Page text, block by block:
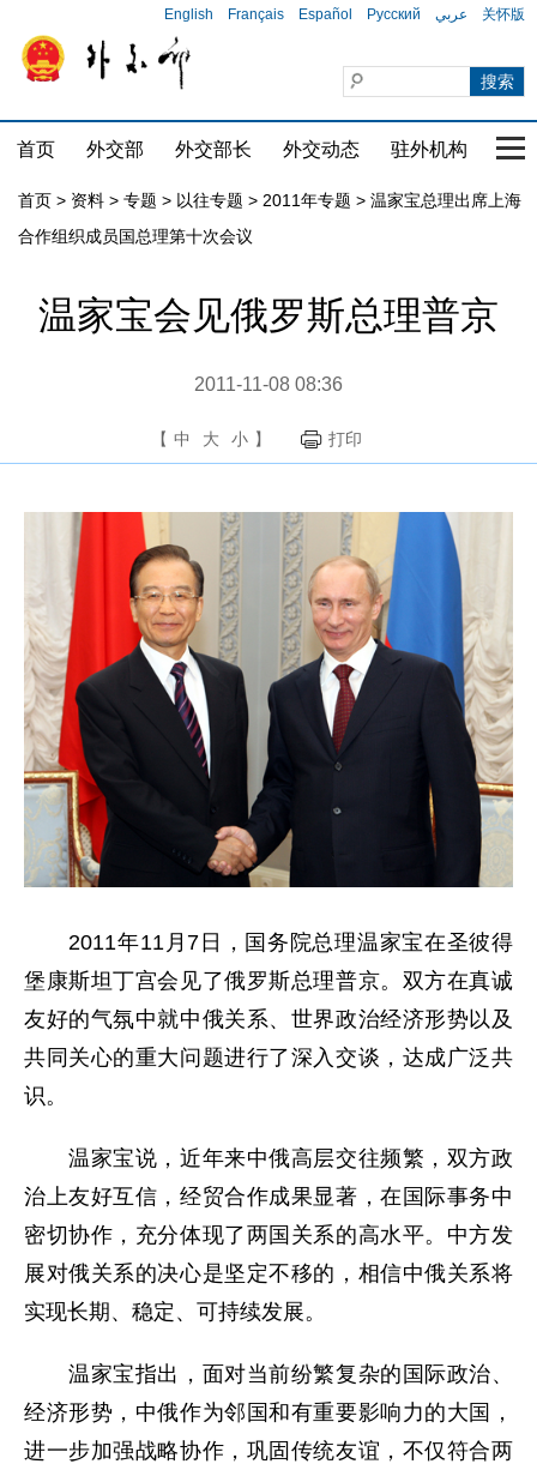
English Français Español Русский عربي 关怀版
首页 外交部 外交部长 外交动态 驻外机构 国
首页 > 资料 > 专题 > 以往专题 > 2011年专题 > 温家宝总理出席上海
合作组织成员国总理第十次会议
温家宝会见俄罗斯总理普京
2011-11-08 08:36
【 中 大 小 】 打印
2011年11月7日，国务院总理温家宝在圣彼得
堡康斯坦丁宫会见了俄罗斯总理普京。双方在真诚
友好的气氛中就中俄关系、世界政治经济形势以及
共同关心的重大问题进行了深入交谈，达成广泛共
识。
温家宝说，近年来中俄高层交往频繁，双方政
治上友好互信，经贸合作成果显著，在国际事务中
密切协作，充分体现了两国关系的高水平。中方发
展对俄关系的决心是坚定不移的，相信中俄关系将
实现长期、稳定、可持续发展。
温家宝指出，面对当前纷繁复杂的国际政治、
经济形势，中俄作为邻国和有重要影响力的大国，
进一步加强战略协作，巩固传统友谊，不仅符合两